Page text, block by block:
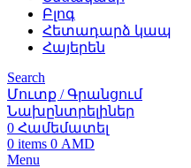
Բլոգ
Հետադարձ կապ
Հայերեն
Search
Մուտք / Գրանցում
Նախընտրելիներ
0 Համեմատել
0 items 0 AMD
Menu